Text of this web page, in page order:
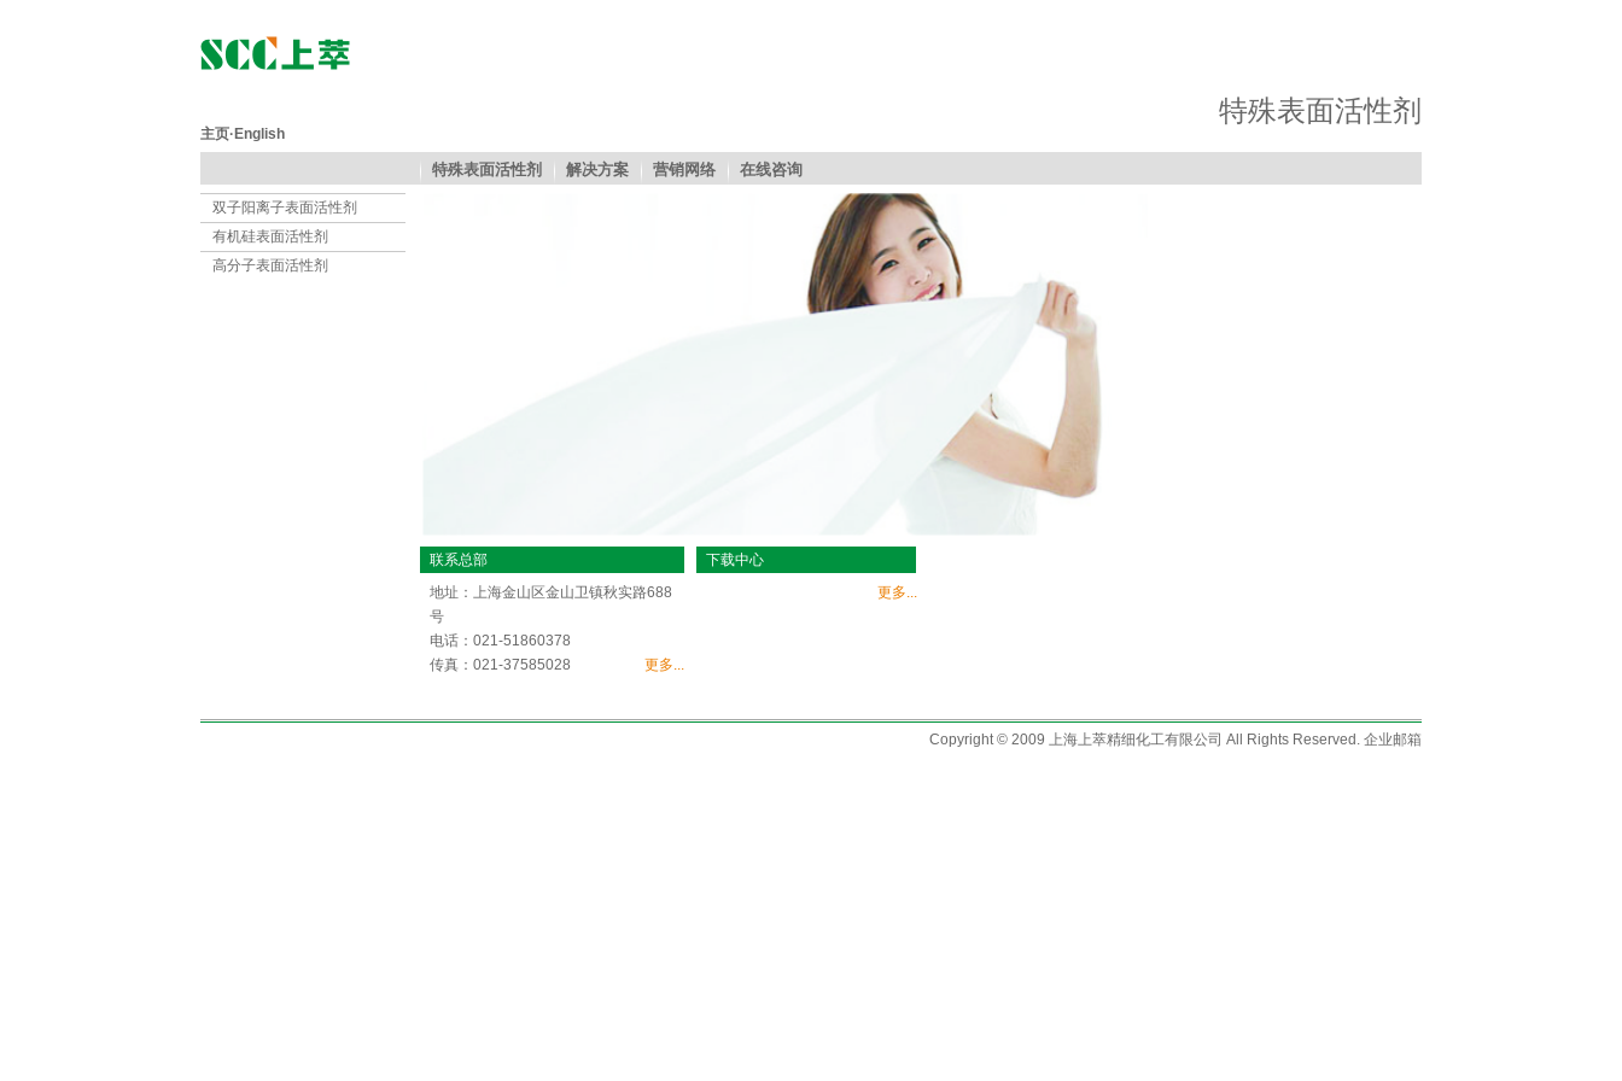
特殊表面活性剂
主页· English
特殊表面活性剂 解决方案 营销网络 在线咨询
双子阳离子表面活性剂
有机硅表面活性剂
高分子表面活性剂
联系总部
地址：上海金山区金山卫镇秋实路688
号
电话：021-51860378
传真：021-37585028
更多...
下载中心
更多...
Copyright © 2009 上海上萃精细化工有限公司 All Rights Reserved. 企业邮箱